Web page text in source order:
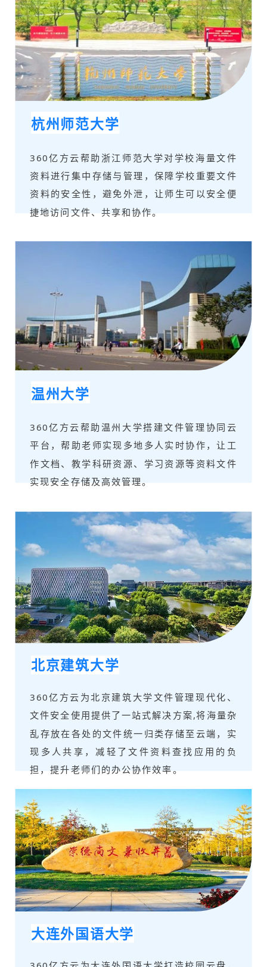
杭州师范大学
360亿方云帮助浙江师范大学对学校海量文件
资料进行集中存储与管理，保障学校重要文件
资料的安全性，避免外泄，让师生可以安全便
捷地访问文件、共享和协作。
温州大学
360亿方云帮助温州大学搭建文件管理协同云
平台，帮助老师实现多地多人实时协作，让工
作文档、教学科研资源、学习资源等资料文件
实现安全存储及高效管理。
北京建筑大学
360亿方云为北京建筑大学文件管理现代化、
文件安全使用提供了一站式解决方案,将海量杂
乱存放在各处的文件统一归类存储至云端，实
现多人共享，减轻了文件资料查找应用的负
担，提升老师们的办公协作效率。
大连外国语大学